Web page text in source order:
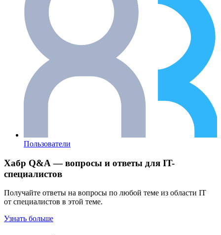
Пользователи
Хабр Q&A — вопросы и ответы для IT-
специалистов
Получайте ответы на вопросы по любой теме из области IT
от специалистов в этой теме.
Узнать больше